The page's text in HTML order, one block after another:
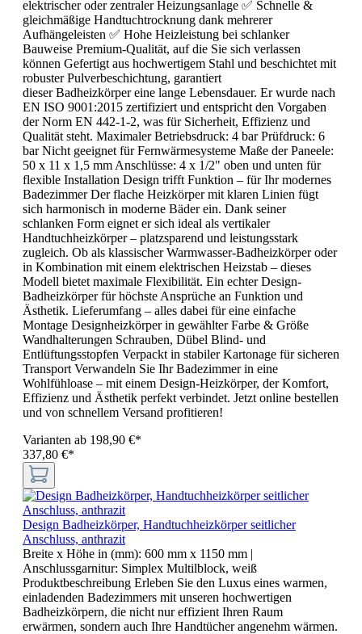
elektrischer oder zentraler Heizungsanlage ✅ Schnelle &
gleichmäßige Handtuchtrocknung dank mehrerer
Aufhängeleisten ✅ Hohe Heizleistung bei schlanker
Bauweise Premium-Qualität, auf die Sie sich verlassen
können Gefertigt aus hochwertigem Stahl und beschichtet mit
robuster Pulverbeschichtung, garantiert
dieser Badheizkörper eine lange Lebensdauer. Er wurde nach
EN ISO 9001:2015 zertifiziert und entspricht den Vorgaben
der Norm EN 442-1-2, was für Sicherheit, Effizienz und
Qualität steht. Maximaler Betriebsdruck: 4 bar Prüfdruck: 6
bar Nicht geeignet für Fernwärmesysteme Maße der Paneele:
50 x 11 x 1,5 mm Anschlüsse: 4 x 1/2" oben und unten für
flexible Installation Design trifft Funktion – für Ihr modernes
Badezimmer Der flache Heizkörper mit klaren Linien fügt
sich harmonisch in moderne Bäder ein. Dank seiner
schlanken Form eignet er sich ideal als vertikaler
Handtuchheizkörper – platzsparend und leistungsstark
zugleich. Ob als klassischer Warmwasser-Badheizkörper oder
in Kombination mit einem elektrischen Heizstab – dieses
Modell bietet maximale Flexibilität. Ein echter Design-
Badheizkörper für höchste Ansprüche an Funktion und
Ästhetik. Lieferumfang – alles dabei für eine einfache
Montage Designheizkörper in gewählter Farbe & Größe
Wandhalterungen Schrauben, Dübel Blind- und
Entlüftungsstopfen Verpackt in stabiler Kartonage für sicheren
Transport Verwandeln Sie Ihr Badezimmer in eine
Wohlfühloase – mit einem Design-Heizkörper, der Komfort,
Effizienz und Ästhetik perfekt verbindet. Jetzt online bestellen
und von schnellem Versand profitieren!
Varianten ab 198,90 €*
337,80 €*
Design Badheizkörper, Handtuchheizkörper seitlicher
Anschluss, anthrazit
Breite x Höhe in (mm): 600 mm x 1150 mm |
Anschlussgarnitur: Simplex Multilblock, weiß
Produktbeschreibung Erleben Sie den Luxus eines warmen,
einladenden Badezimmers mit unseren hochwertigen
Badheizkörpern, die nicht nur effizient Ihren Raum
erwärmen, sondern auch Ihre Handtücher angenehm wärmen.